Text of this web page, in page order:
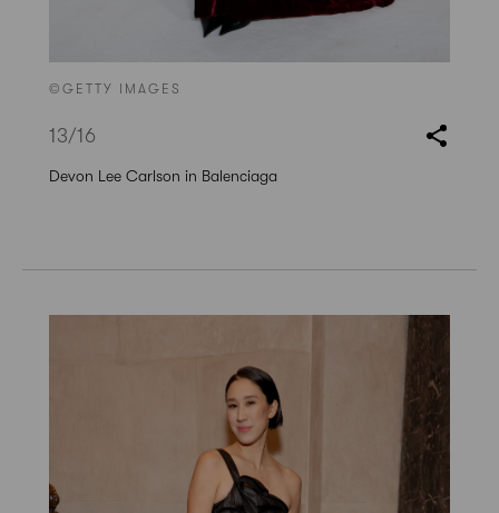
©GETTY IMAGES
13/16
Devon Lee Carlson in Balenciaga